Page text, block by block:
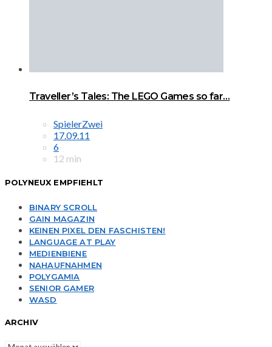
Traveller’s Tales: The LEGO Games so far…
SpielerZwei
17.09.11
6
12 min
POLYNEUX EMPFIEHLT
BINARY SCROLL
GAIN MAGAZIN
KEINEN PIXEL DEN FASCHISTEN!
LANGUAGE AT PLAY
MEDIENBIENE
NAHAUFNAHMEN
POLYGAMIA
SENIOR GAMER
WASD
ARCHIV